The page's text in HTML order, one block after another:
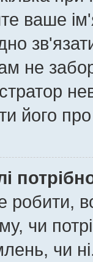
ваше
не
його
робити,
чи
чи